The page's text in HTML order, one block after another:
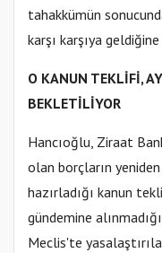
tahakkümün
karşı karşıya
O KANUN TEKLİFİ,
BEKLETİLİYOR
Hancıoğlu, Ziraat
olan borçların yeniden
hazırladığı kanun
gündemine
Meclis'te